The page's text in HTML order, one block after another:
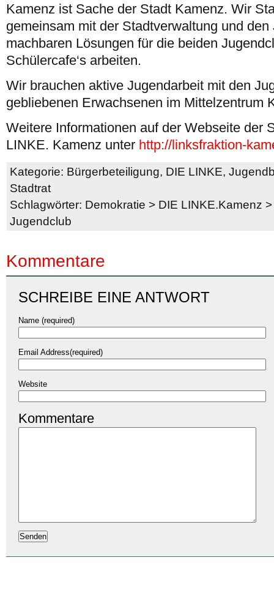
Kamenz ist Sache der Stadt Kamenz. Wir
gemeinsam mit der Stadtverwaltung und
machbaren Lösungen für die beiden
Schülercafe‘s arbeiten.
Wir brauchen aktive Jugendarbeit mit den
gebliebenen Erwachsenen im Mittelzentrum
Weitere Informationen auf der Webseite der
LINKE. Kamenz unter http://linksfraktion-
Kategorie: Bürgerbeteiligung, DIE LINKE,
Stadtrat
Schlagwörter: Demokratie > DIE LINKE.Kamenz
Jugendclub
Kommentare
SCHREIBE EINE ANTWORT
Name (required)
Email Address(required)
Website
Kommentare